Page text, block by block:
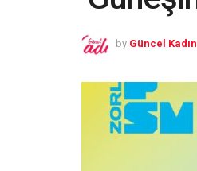
by Güncel Kadın